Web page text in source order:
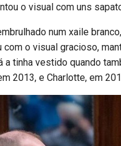
o visual com uns
num xaile
com o visual gracioso,
a tinha vestido quando
2013, e Charlotte, em